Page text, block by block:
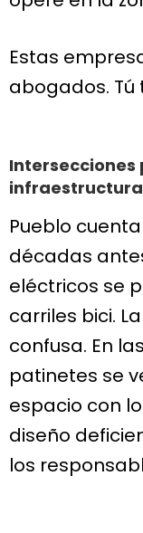
Estas
abogados.
infraestructura
Pueblo
décadas
eléctricos se
carriles bici.
confusa. En
patinetes se
espacio con
diseño
los